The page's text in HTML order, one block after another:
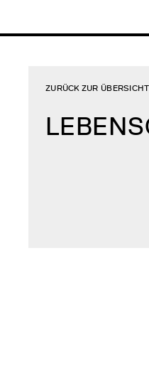
ZURÜCK ZUR ÜBERSICHT